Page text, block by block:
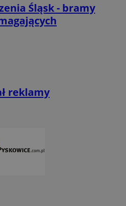
Śląsk - bramy
reklamy